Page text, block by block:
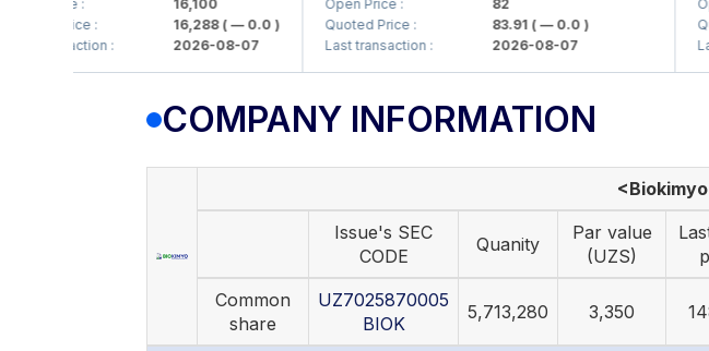
16,100
16,288( — 0.0 )
transaction :
2026-08-07
Open Price :
Quoted Price :
83.91( — 0.0 )
Last transaction :
2026-08-07
Last
COMPANY INFORMATION
Issue's SEC
CODE
Quanity
Par value
(UZS)
Common
share
UZ7025870005
BIOK
5,713,280 3,350